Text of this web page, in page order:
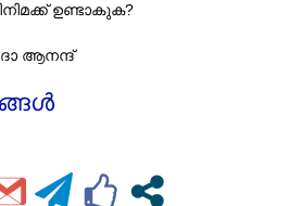
ഉണ്ടാകുക?
ആനന്ദ്